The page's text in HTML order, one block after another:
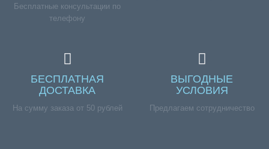
Бесплатные консультации по
телефону
БЕСПЛАТНАЯ
ДОСТАВКА
На сумму заказа от 50 рублей
ВЫГОДНЫЕ
УСЛОВИЯ
Предлагаем сотрудничество